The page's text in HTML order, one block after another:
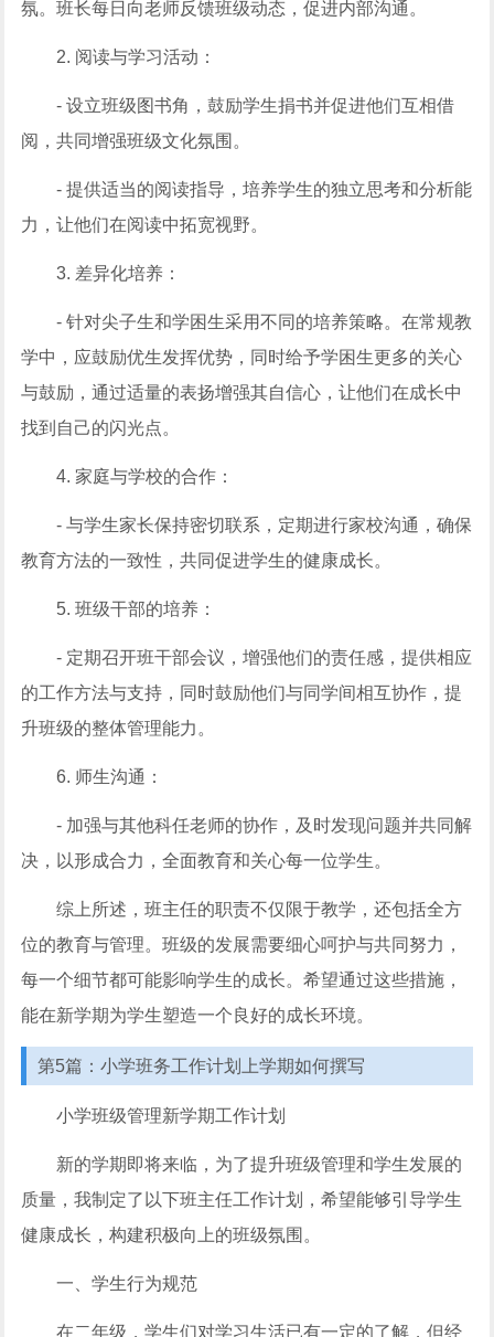
氛。班长每日向老师反馈班级动态，促进内部沟通。
2. 阅读与学习活动：
- 设立班级图书角，鼓励学生捐书并促进他们互相借
阅，共同增强班级文化氛围。
- 提供适当的阅读指导，培养学生的独立思考和分析能
力，让他们在阅读中拓宽视野。
3. 差异化培养：
- 针对尖子生和学困生采用不同的培养策略。在常规教
学中，应鼓励优生发挥优势，同时给予学困生更多的关心
与鼓励，通过适量的表扬增强其自信心，让他们在成长中
找到自己的闪光点。
4. 家庭与学校的合作：
- 与学生家长保持密切联系，定期进行家校沟通，确保
教育方法的一致性，共同促进学生的健康成长。
5. 班级干部的培养：
- 定期召开班干部会议，增强他们的责任感，提供相应
的工作方法与支持，同时鼓励他们与同学间相互协作，提
升班级的整体管理能力。
6. 师生沟通：
- 加强与其他科任老师的协作，及时发现问题并共同解
决，以形成合力，全面教育和关心每一位学生。
综上所述，班主任的职责不仅限于教学，还包括全方
位的教育与管理。班级的发展需要细心呵护与共同努力，
每一个细节都可能影响学生的成长。希望通过这些措施，
能在新学期为学生塑造一个良好的成长环境。
第5篇：小学班务工作计划上学期如何撰写
小学班级管理新学期工作计划
新的学期即将来临，为了提升班级管理和学生发展的
质量，我制定了以下班主任工作计划，希望能够引导学生
健康成长，构建积极向上的班级氛围。
一、学生行为规范
在二年级，学生们对学习生活已有一定的了解，但经